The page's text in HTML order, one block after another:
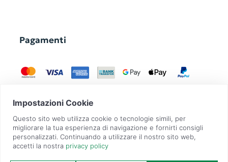
Pagamenti
GadgetZilla è un Brand di Overbi S.r.l.| realizzato conContit | © 2026 Tutti
i diritti riservati | P.IVA: 09351560967